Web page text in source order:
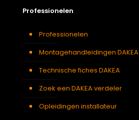
Professionelen
Professionelen
Montagehandleidingen DAKEA
Technische fiches DAKEA
Zoek een DAKEA verdeler
Opleidingen installateur